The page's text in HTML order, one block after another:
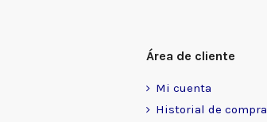
Área de cliente
Mi cuenta
Historial de compra